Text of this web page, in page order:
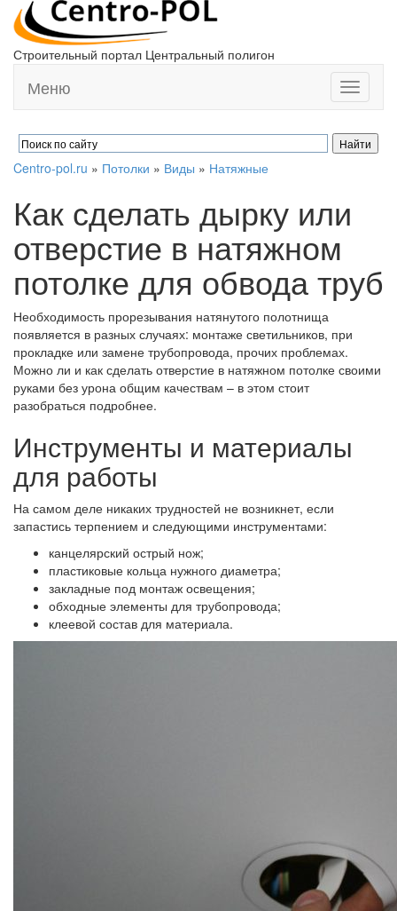
Строительный портал Центральный полигон
Toggle
Меню
Centro-pol.ru » Потолки » Виды » Натяжные
Как сделать дырку или
отверстие в натяжном
потолке для обвода труб
Необходимость прорезывания натянутого полотнища
появляется в разных случаях: монтаже светильников, при
прокладке или замене трубопровода, прочих проблемах.
Можно ли и как сделать отверстие в натяжном потолке своими
руками без урона общим качествам – в этом стоит
разобраться подробнее.
Инструменты и материалы
для работы
На самом деле никаких трудностей не возникнет, если
запастись терпением и следующими инструментами:
канцелярский острый нож;
пластиковые кольца нужного диаметра;
закладные под монтаж освещения;
обходные элементы для трубопровода;
клеевой состав для материала.